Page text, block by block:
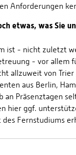
Anforderungen
etwas, was Sie
ist - nicht zuletzt
- vor allem
allzuweit von
aus Berlin,
an Präsenztagen
hier ggf.
Fernstudiums